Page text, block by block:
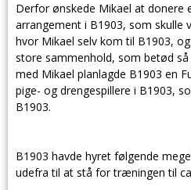
Derfor ønskede Mikael at donere
arrangement i B1903, som skulle
hvor Mikael selv kom til B1903,
store sammenhold, som betød
med Mikael planlagde B1903 en
pige- og drengespillere i B1903,
B1903.
B1903 havde hyret følgende
udefra til at stå for træningen til